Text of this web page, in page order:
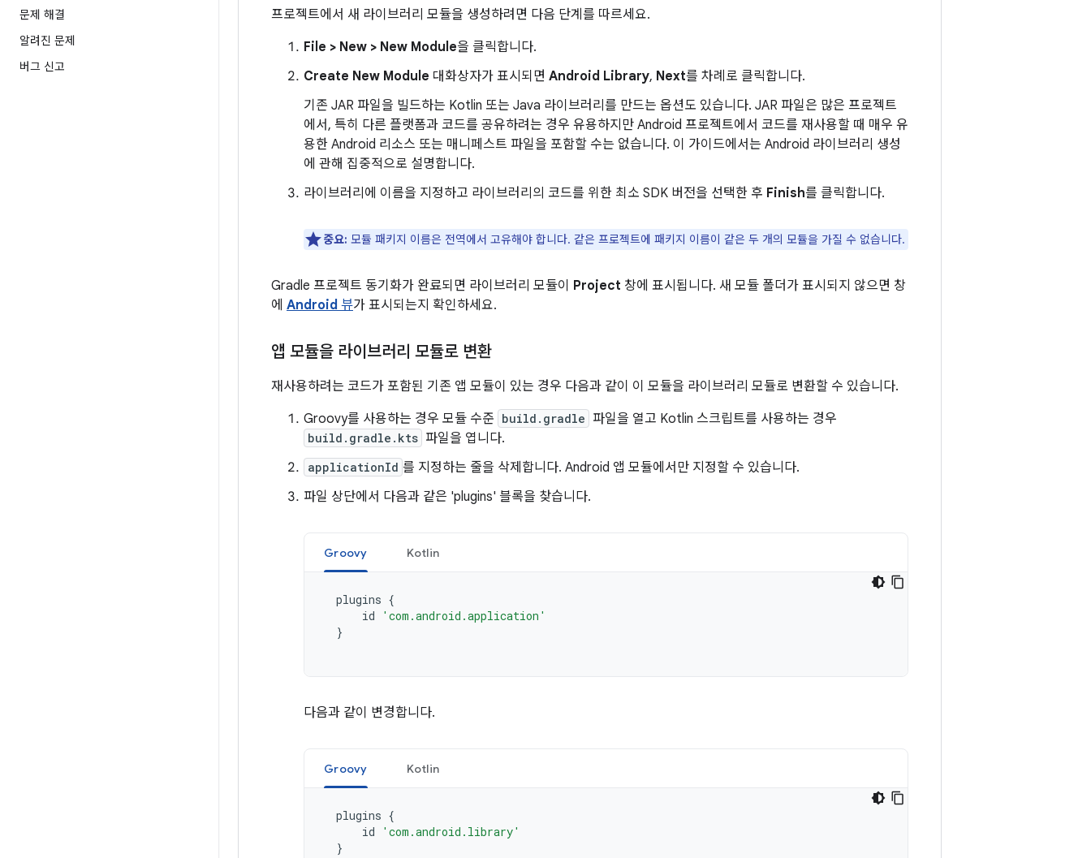
문제 해결
알려진 문제
버그 신고
프로젝트에서 새 라이브러리 모듈을 생성하려면 다음 단계를 따르세요.
File > New > New Module을 클릭합니다.
Create New Module 대화상자가 표시되면 Android Library, Next를 차례로 클릭합니다.
기존 JAR 파일을 빌드하는 Kotlin 또는 Java 라이브러리를 만드는 옵션도 있습니다. JAR 파일은 많은 프로젝트
에서, 특히 다른 플랫폼과 코드를 공유하려는 경우 유용하지만 Android 프로젝트에서 코드를 재사용할 때 매우 유
용한 Android 리소스 또는 매니페스트 파일을 포함할 수는 없습니다. 이 가이드에서는 Android 라이브러리 생성
에 관해 집중적으로 설명합니다.
라이브러리에 이름을 지정하고 라이브러리의 코드를 위한 최소 SDK 버전을 선택한 후 Finish를 클릭합니다.
중요: 모듈 패키지 이름은 전역에서 고유해야 합니다. 같은 프로젝트에 패키지 이름이 같은 두 개의 모듈을 가질 수 없습니다.
Gradle 프로젝트 동기화가 완료되면 라이브러리 모듈이 Project 창에 표시됩니다. 새 모듈 폴더가 표시되지 않으면 창
에 Android 뷰가 표시되는지 확인하세요.
앱 모듈을 라이브러리 모듈로 변환
재사용하려는 코드가 포함된 기존 앱 모듈이 있는 경우 다음과 같이 이 모듈을 라이브러리 모듈로 변환할 수 있습니다.
Groovy를 사용하는 경우 모듈 수준 build.gradle 파일을 열고 Kotlin 스크립트를 사용하는 경우
build.gradle.kts 파일을 엽니다.
applicationId 를 지정하는 줄을 삭제합니다. Android 앱 모듈에서만 지정할 수 있습니다.
파일 상단에서 다음과 같은 'plugins' 블록을 찾습니다.
Groovy Kotlin
plugins {
id
'com.android.application'
}
다음과 같이 변경합니다.
Groovy Kotlin
plugins {
id
'com.android.library'
}